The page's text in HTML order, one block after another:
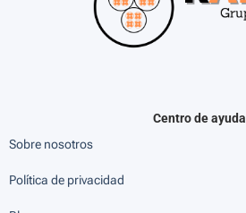
Centro de ayuda
Sobre nosotros
Política de privacidad